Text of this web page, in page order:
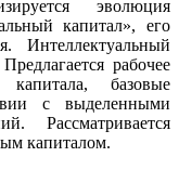
эволюция
капитал», его
Интеллектуальный
рабочее
капитала, базовые
с выделенными
Рассматривается
капиталом.